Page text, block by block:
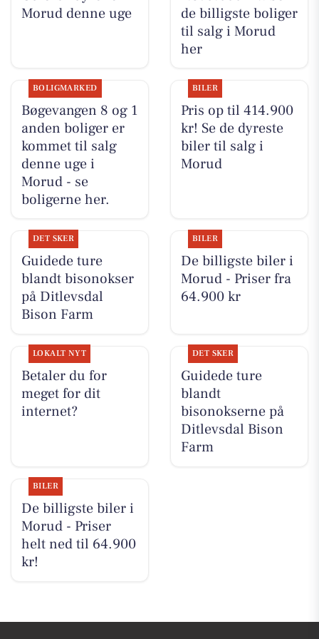
Morud denne uge
de billigste boliger
til salg i Morud
her
BOLIGMARKED
Bøgevangen 8 og 1
anden boliger er
kommet til salg
denne uge i
Morud - se
boligerne her.
BILER
Pris op til 414.900
kr! Se de dyreste
biler til salg i
Morud
DET SKER
Guidede ture
blandt bisonokser
på Ditlevsdal
Bison Farm
BILER
De billigste biler i
Morud - Priser fra
64.900 kr
LOKALT NYT
Betaler du for
meget for dit
internet?
DET SKER
Guidede ture
blandt
bisonokserne på
Ditlevsdal Bison
Farm
BILER
De billigste biler i
Morud - Priser
helt ned til 64.900
kr!